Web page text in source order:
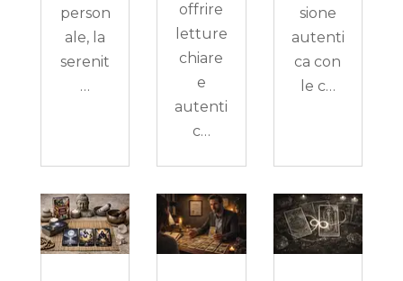
person
ale, la
serenit
…
offrire
letture
chiare
e
autenti
c…
sione
autenti
ca con
le c…